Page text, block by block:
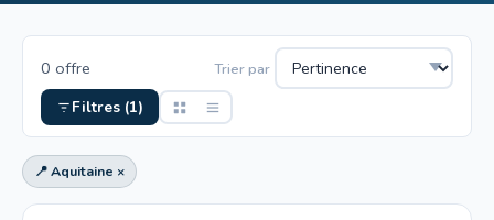
0 offre Trier par
Filtres (1)
📍 Aquitaine ×